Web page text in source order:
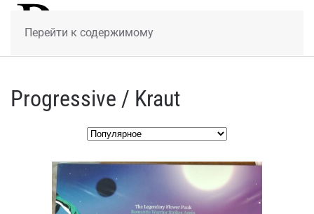
Перейти к содержимому
Progressive / Kraut